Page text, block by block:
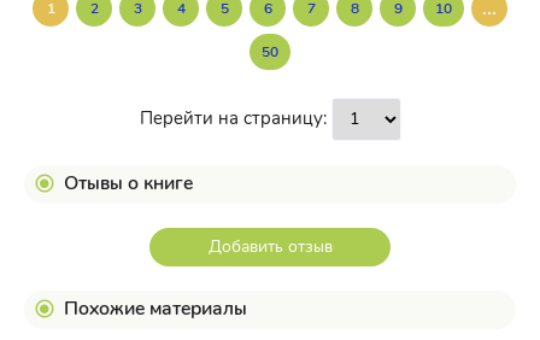
1 2 3 4 5 6 7 8 9 10 ...
50
Перейти на страницу:
Отывы о книге
Добавить отзыв
Похожие материалы